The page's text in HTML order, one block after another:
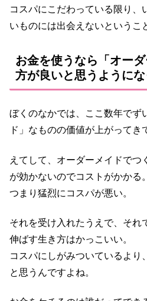
コスパにこだわっている限り、
いものには出会えないというこ
お金を使うなら「オー
方が良いと思うように
ぼくのなかでは、ここ数年でず
ド」なものの価値が上がってき
えてして、オーダーメイドでつ
が効かないのでコストがかかる。
つまり猛烈にコスパが悪い。
それを受け入れたうえで、それ
伸ばす生き方はかっこいい。
コスパにしがみついているより
と思うんですよね。